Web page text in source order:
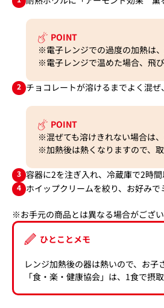
POINT
※電子レンジでの過度の加熱は
※電子レンジで温めた場合、飛
2 チョコレートが溶けるまでよく混ぜ
POINT
※混ぜても溶けきれない場合は
※加熱後は熱くなりますので、
3 容器に2を注ぎ入れ、冷蔵庫で2時間
4 ホイップクリームを絞り、お好みで
※お手元の商品とは異なる場合がござ
ひとことメモ
レンジ加熱後の器は熱いので、お子
「食・楽・健康協会」は、1食で